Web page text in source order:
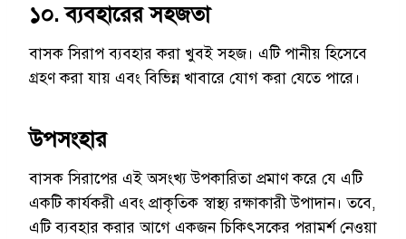
১০. ব্যবহারের সহজতা
বাসক সিরাপ ব্যবহার করা খুবই সহজ। এটি পানীয় হিসেবে
গ্রহণ করা যায় এবং বিভিন্ন খাবারে যোগ করা যেতে পারে।
উপসংহার
বাসক সিরাপের এই অসংখ্য উপকারিতা প্রমাণ করে যে এটি
একটি কার্যকরী এবং প্রাকৃতিক স্বাস্থ্য রক্ষাকারী উপাদান। তবে,
এটি ব্যবহার করার আগে একজন চিকিৎসকের পরামর্শ নেওয়া